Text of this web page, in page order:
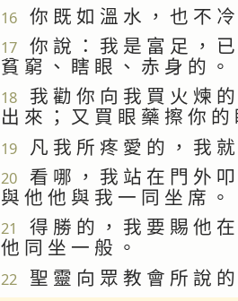
16 你 既 如 溫 水 ， 也 不
17
你 說 ： 我 是 富 足 ，
貧 窮 、 瞎 眼 、 赤 身 的 。
18
我 勸 你 向 我 買 火 煉
出 來 ； 又 買 眼 藥 擦 你 的
19 凡 我 所 疼 愛 的 ， 我
20
看 哪 ， 我 站 在 門 外
與 他 他 與 我 一 同 坐 席 。
21
得 勝 的 ， 我 要 賜 他
他 同 坐 一 般 。
22 聖 靈 向 眾 教 會 所 說